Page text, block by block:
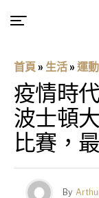
首頁 » 生活 » 運
疫情時
波士頓
比賽，
By